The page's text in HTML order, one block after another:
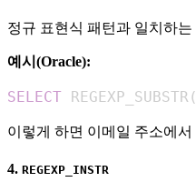
정규 표현식 패턴과 일치하
예시(Oracle):
SELECT REGEXP_SUBSTR (
이렇게 하면 이메일 주소에
4. REGEXP_INSTR